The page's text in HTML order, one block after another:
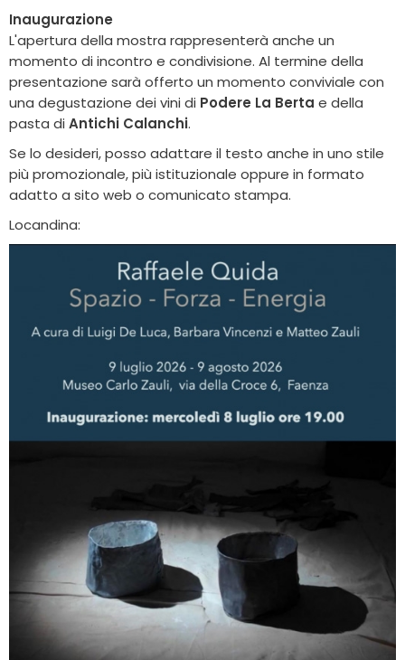
Inaugurazione
L'apertura della mostra rappresenterà anche un
momento di incontro e condivisione. Al termine della
presentazione sarà offerto un momento conviviale con
una degustazione dei vini di Podere La Berta e della
pasta di Antichi Calanchi.
Se lo desideri, posso adattare il testo anche in uno stile
più promozionale, più istituzionale oppure in formato
adatto a sito web o comunicato stampa.
Locandina: